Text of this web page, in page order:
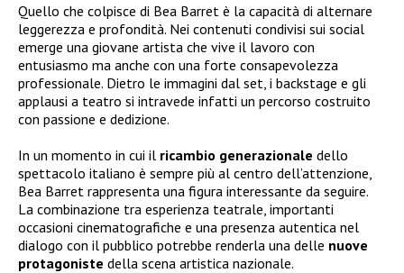
Quello che colpisce di Bea Barret è la capacità di alternare
leggerezza e profondità. Nei contenuti condivisi sui social
emerge una giovane artista che vive il lavoro con
entusiasmo ma anche con una forte consapevolezza
professionale. Dietro le immagini dal set, i backstage e gli
applausi a teatro si intravede infatti un percorso costruito
con passione e dedizione.
In un momento in cui il ricambio generazionale dello
spettacolo italiano è sempre più al centro dell’attenzione,
Bea Barret rappresenta una figura interessante da seguire.
La combinazione tra esperienza teatrale, importanti
occasioni cinematografiche e una presenza autentica nel
dialogo con il pubblico potrebbe renderla una delle nuove
protagoniste della scena artistica nazionale.